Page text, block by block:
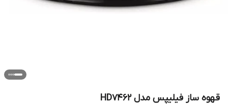
قهوه ساز فیلیپس مدل HD7462